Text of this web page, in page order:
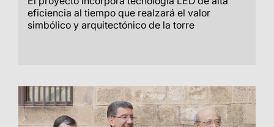
eficiencia al tiempo que realzará el valor
simbólico y arquitectónico de la torre